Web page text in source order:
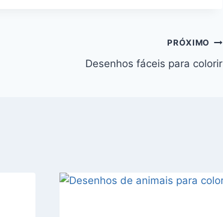
PRÓXIMO
Desenhos fáceis para colorir